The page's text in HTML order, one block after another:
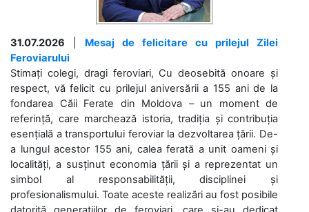
31.07.2026
Mesaj de felicitare cu prilejul Zilei
Feroviarului
Stimați colegi, dragi feroviari, Cu deosebită onoare și
respect, vă felicit cu prilejul aniversării a 155 ani de la
fondarea Căii Ferate din Moldova – un moment de
referință, care marchează istoria, tradiția și contribuția
esențială a transportului feroviar la dezvoltarea țării. De-
a lungul acestor 155 ani, calea ferată a unit oameni și
localități, a susținut economia țării și a reprezentat un
simbol al responsabilității, disciplinei și
profesionalismului. Toate aceste realizări au fost posibile